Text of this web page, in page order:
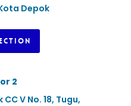
Depok
2
V No. 18, Tugu,